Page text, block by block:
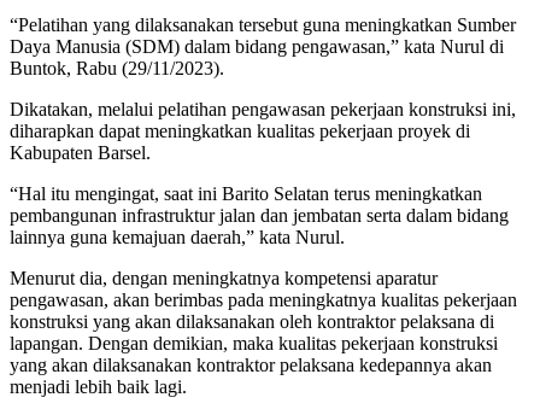
“Pelatihan yang dilaksanakan tersebut guna meningkatkan Sumber
Daya Manusia (SDM) dalam bidang pengawasan,” kata Nurul di
Buntok, Rabu (29/11/2023).
Dikatakan, melalui pelatihan pengawasan pekerjaan konstruksi ini,
diharapkan dapat meningkatkan kualitas pekerjaan proyek di
Kabupaten Barsel.
“Hal itu mengingat, saat ini Barito Selatan terus meningkatkan
pembangunan infrastruktur jalan dan jembatan serta dalam bidang
lainnya guna kemajuan daerah,” kata Nurul.
Menurut dia, dengan meningkatnya kompetensi aparatur
pengawasan, akan berimbas pada meningkatnya kualitas pekerjaan
konstruksi yang akan dilaksanakan oleh kontraktor pelaksana di
lapangan. Dengan demikian, maka kualitas pekerjaan konstruksi
yang akan dilaksanakan kontraktor pelaksana kedepannya akan
menjadi lebih baik lagi.